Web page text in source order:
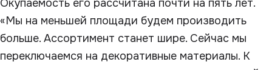
Окупаемость его рассчитана почти на пять лет.
«Мы на меньшей площади будем производить
больше. Ассортимент станет шире. Сейчас мы
переключаемся на декоративные материалы. К